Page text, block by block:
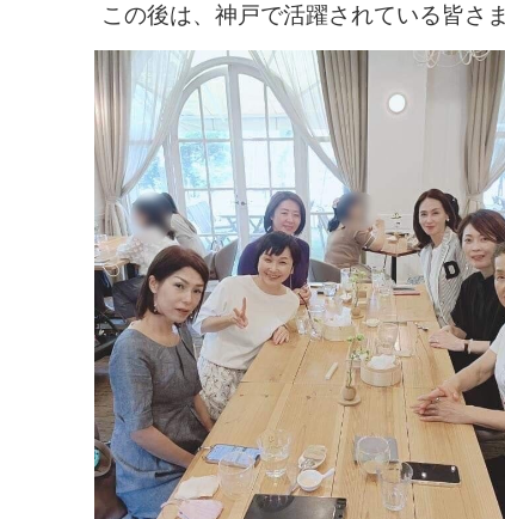
この後は、神戸で活躍されている皆さ